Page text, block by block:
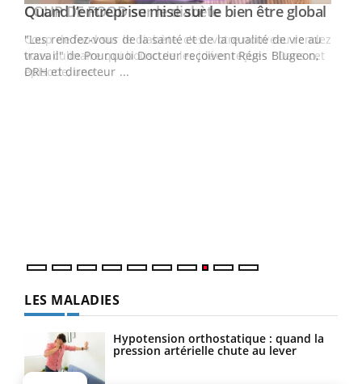
Youtube
Quand l’entreprise mise sur le bien être global
"Les rendez-vous de la santé et de la qualité de vie au
travail" de Pourquoi Docteur reçoivent Régis Blugeon,
DRH et directeur ...
LES MALADIES
Hypotension orthostatique : quand la
pression artérielle chute au lever